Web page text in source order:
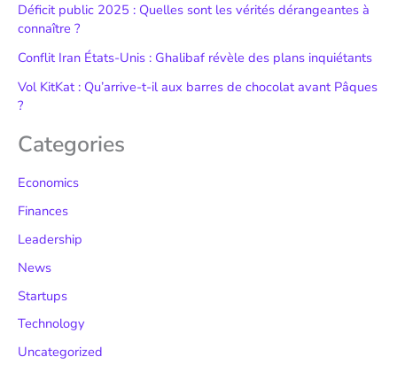
Déficit public 2025 : Quelles sont les vérités dérangeantes à
connaître ?
Conflit Iran États-Unis : Ghalibaf révèle des plans inquiétants
Vol KitKat : Qu’arrive-t-il aux barres de chocolat avant Pâques
?
Categories
Economics
Finances
Leadership
News
Startups
Technology
Uncategorized